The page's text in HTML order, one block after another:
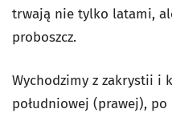
trwają nie tylko latami,
proboszcz.
Wychodzimy z zakrystii i
południowej (prawej),